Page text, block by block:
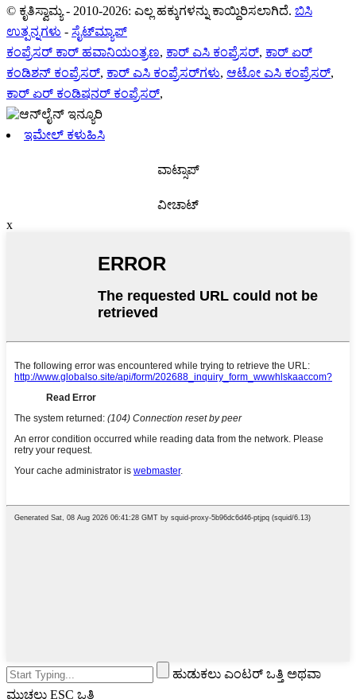
© ಕೃತಿಸ್ವಾಮ್ಯ - 2010-2026: ಎಲ್ಲ ಹಕ್ಕುಗಳನ್ನು ಕಾಯ್ದಿರಿಸಲಾಗಿದೆ. ಬಿಸಿ
ಉತ್ಪನ್ನಗಳು - ಸೈಟ್‌ಮ್ಯಾಪ್
ಕಂಪ್ರೆಸರ್ ಕಾರ್ ಹವಾನಿಯಂತ್ರಣ, ಕಾರ್ ಎಸಿ ಕಂಪ್ರೆಸರ್, ಕಾರ್ ಏರ್
ಕಂಡಿಶನ್ ಕಂಪ್ರೆಸರ್, ಕಾರ್ ಎಸಿ ಕಂಪ್ರೆಸರ್‌ಗಳು, ಆಟೋ ಎಸಿ ಕಂಪ್ರೆಸರ್,
ಕಾರ್ ಏರ್ ಕಂಡಿಷನರ್ ಕಂಪ್ರೆಸರ್,
ಇಮೇಲ್ ಕಳುಹಿಸಿ
ವಾಟ್ಸಾಪ್
ವೀಚಾಟ್
x
ಹುಡುಕಲು ಎಂಟರ್ ಒತ್ತಿ ಅಥವಾ
ಮುಚ್ಚಲು ESC ಒತ್ತಿ